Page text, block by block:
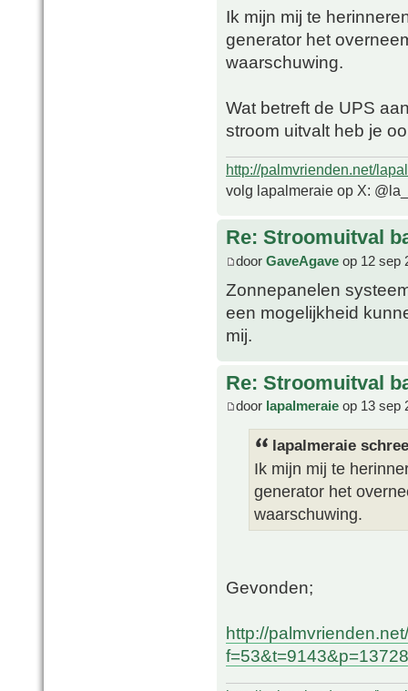
Ik mijn mij te
generator het
waarschuwing.
Wat betreft de UPS
stroom uitvalt heb je
http://palmvrienden.net/
volg lapalmeraie op X:
Re: Stroomuitval
door GaveAgave op 12 sep
Zonnepanelen
een mogelijkheid
mij.
Re: Stroomuitval
door lapalmeraie op 13 sep
lapalmeraie
Ik mijn mij te
generator het
waarschuwing.
Gevonden;
http://